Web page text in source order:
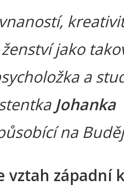
jako
a
Johanka
na
vztah západní